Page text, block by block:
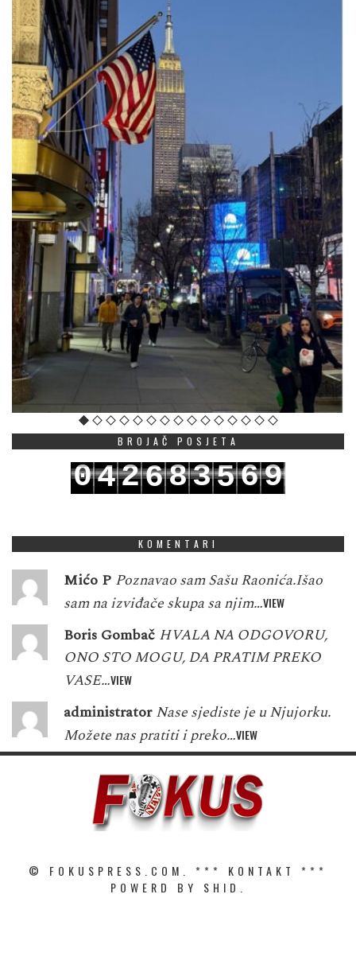
BROJAČ POSJETA
042683569
KOMENTARI
Mićo P Poznavao sam Sašu Raonića.Išao
sam na izviđače skupa sa njim…VIEW
Boris Gombač HVALA NA ODGOVORU,
ONO STO MOGU, DA PRATIM PREKO
VASE…VIEW
administrator Nase sjediste je u Njujorku.
Možete nas pratiti i preko…VIEW
© FOKUSPRESS.COM. *** KONTAKT
***
POWERD BY SHID.